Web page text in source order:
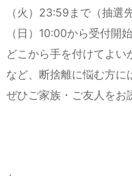
（火）23:59まで（抽選
（日）10:00から受付開
どこから手を付けてよ
など、断捨離に悩む方に
ぜひご家族・ご友人をお